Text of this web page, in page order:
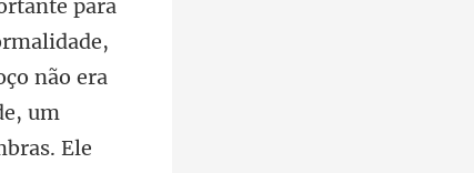
para
não era